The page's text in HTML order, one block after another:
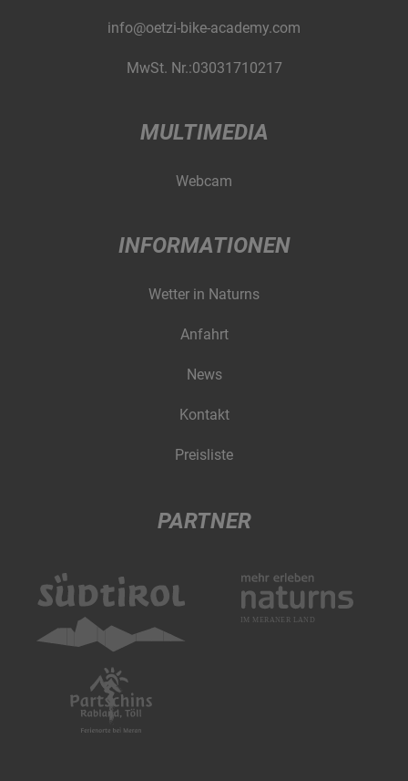
info@oetzi-bike-academy.com
MwSt. Nr.:03031710217
MULTIMEDIA
Webcam
INFORMATIONEN
Wetter in Naturns
Anfahrt
News
Kontakt
Preisliste
PARTNER